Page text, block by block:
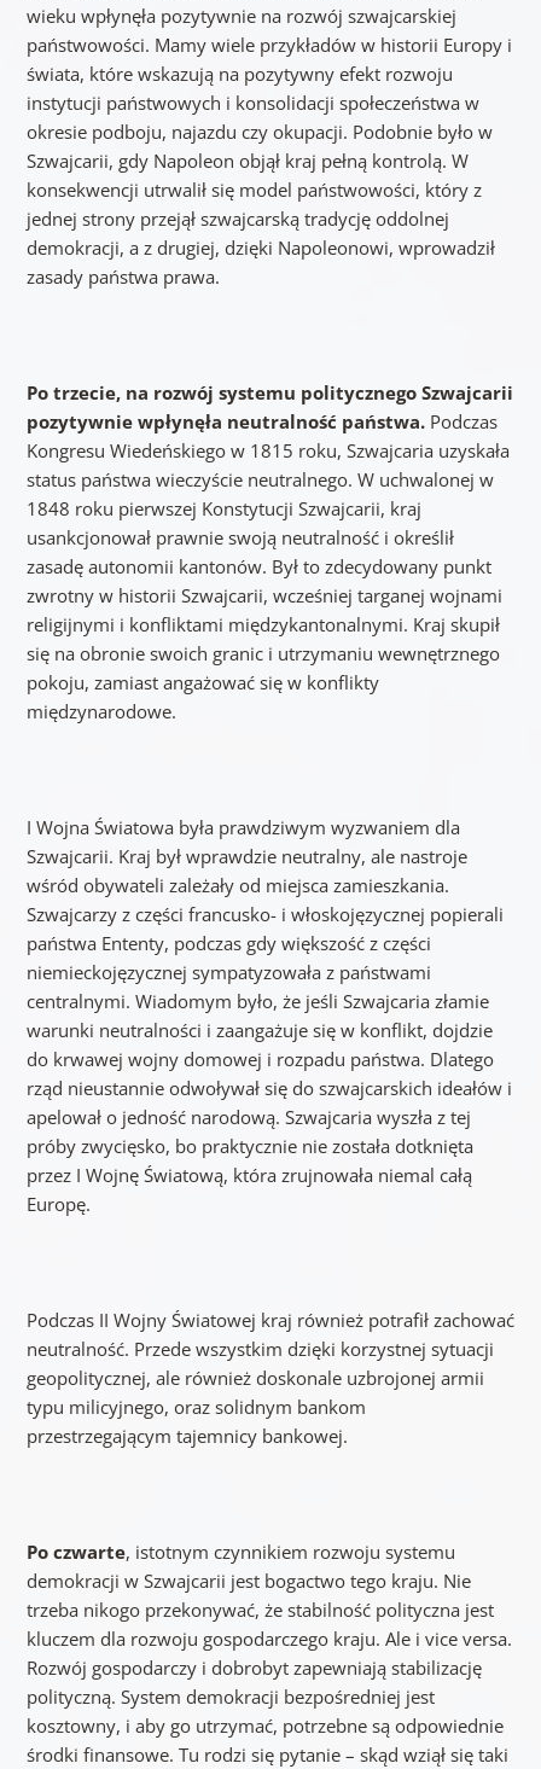
wieku wpłynęła pozytywnie na rozwój szwajcarskiej
państwowości. Mamy wiele przykładów w historii Europy i
świata, które wskazują na pozytywny efekt rozwoju
instytucji państwowych i konsolidacji społeczeństwa w
okresie podboju, najazdu czy okupacji. Podobnie było w
Szwajcarii, gdy Napoleon objął kraj pełną kontrolą. W
konsekwencji utrwalił się model państwowości, który z
jednej strony przejął szwajcarską tradycję oddolnej
demokracji, a z drugiej, dzięki Napoleonowi, wprowadził
zasady państwa prawa.
Po trzecie, na rozwój systemu politycznego Szwajcarii
pozytywnie wpłynęła neutralność państwa. Podczas
Kongresu Wiedeńskiego w 1815 roku, Szwajcaria uzyskała
status państwa wieczyście neutralnego. W uchwalonej w
1848 roku pierwszej Konstytucji Szwajcarii, kraj
usankcjonował prawnie swoją neutralność i określił
zasadę autonomii kantonów. Był to zdecydowany punkt
zwrotny w historii Szwajcarii, wcześniej targanej wojnami
religijnymi i konfliktami międzykantonalnymi. Kraj skupił
się na obronie swoich granic i utrzymaniu wewnętrznego
pokoju, zamiast angażować się w konflikty
międzynarodowe.
I Wojna Światowa była prawdziwym wyzwaniem dla
Szwajcarii. Kraj był wprawdzie neutralny, ale nastroje
wśród obywateli zależały od miejsca zamieszkania.
Szwajcarzy z części francusko- i włoskojęzycznej popierali
państwa Ententy, podczas gdy większość z części
niemieckojęzycznej sympatyzowała z państwami
centralnymi. Wiadomym było, że jeśli Szwajcaria złamie
warunki neutralności i zaangażuje się w konflikt, dojdzie
do krwawej wojny domowej i rozpadu państwa. Dlatego
rząd nieustannie odwoływał się do szwajcarskich ideałów i
apelował o jedność narodową. Szwajcaria wyszła z tej
próby zwycięsko, bo praktycznie nie została dotknięta
przez I Wojnę Światową, która zrujnowała niemal całą
Europę.
Podczas II Wojny Światowej kraj również potrafił zachować
neutralność. Przede wszystkim dzięki korzystnej sytuacji
geopolitycznej, ale również doskonale uzbrojonej armii
typu milicyjnego, oraz solidnym bankom
przestrzegającym tajemnicy bankowej.
Po czwarte, istotnym czynnikiem rozwoju systemu
demokracji w Szwajcarii jest bogactwo tego kraju. Nie
trzeba nikogo przekonywać, że stabilność polityczna jest
kluczem dla rozwoju gospodarczego kraju. Ale i vice versa.
Rozwój gospodarczy i dobrobyt zapewniają stabilizację
polityczną. System demokracji bezpośredniej jest
kosztowny, i aby go utrzymać, potrzebne są odpowiednie
środki finansowe. Tu rodzi się pytanie – skąd wziął się taki